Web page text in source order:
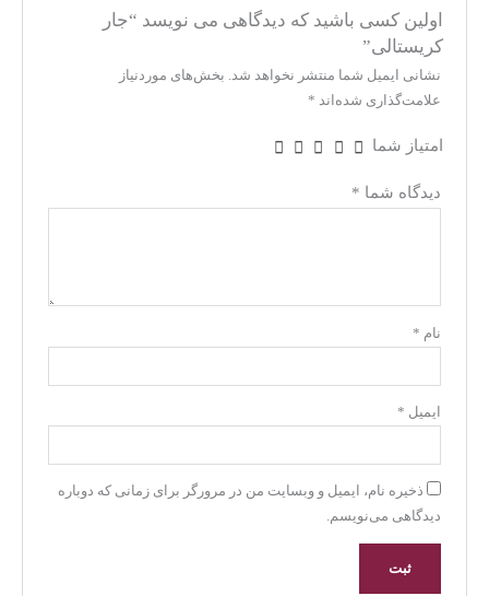
اولین کسی باشید که دیدگاهی می نویسد “جار
کریستالی”
نشانی ایمیل شما منتشر نخواهد شد. بخش‌های موردنیاز
علامت‌گذاری شده‌اند*
امتیاز شما
دیدگاه شما*
نام*
ایمیل*
ذخیره نام، ایمیل و وبسایت من در مرورگر برای زمانی که دوباره
دیدگاهی می‌نویسم.